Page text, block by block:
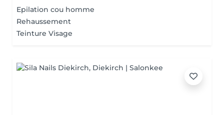
Epilation cou homme
Rehaussement
Teinture Visage